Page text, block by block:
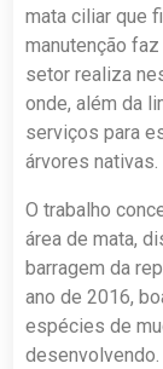
mata ciliar que
manutenção
setor realiza
onde, além da
serviços para
árvores nativas.
O trabalho
área de mata,
barragem da
ano de 2016,
espécies de